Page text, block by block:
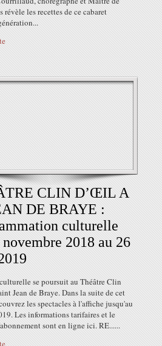
révèle les recettes de ce cabaret
CLIN D’ŒIL A
DE BRAYE :
culturelle
2018 au 26
se poursuit au Théâtre Clin
Jean de Braye. Dans la suite de cet
les spectacles à l'affiche jusqu'au
Les informations tarifaires et le
sont en ligne ici. RE......